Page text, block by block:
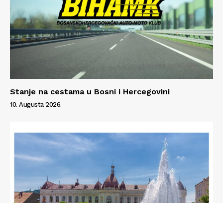
Stanje na cestama u Bosni i Hercegovini
10. Augusta 2026.